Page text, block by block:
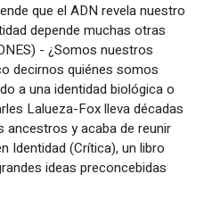
que el ADN revela nuestro
depende muchas otras
- ¿Somos nuestros
decirnos quiénes somos
a una identidad biológica o
Lalueza-Fox lleva décadas
ancestros y acaba de reunir
Identidad (Crítica), un libro
ideas preconcebidas